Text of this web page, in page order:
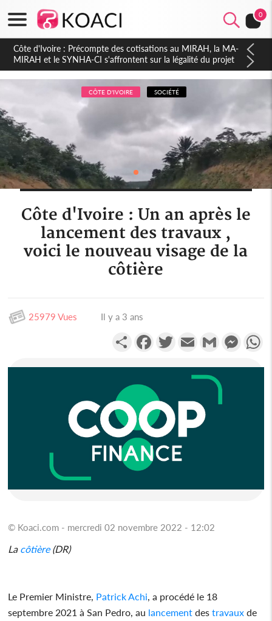
0
Côte d'Ivoire : Indépendance 2026, Thiam plaide pour un
environnement démocratique plus apaisé
CÔTE D'IVOIRE SOCIÉTÉ
Côte d'Ivoire : Un an après le
lancement des travaux ,
voici le nouveau visage de la
côtière
25979 Vues Il y a 3 ans
PartagerFacebookTwitterEmail Gmail
© Koaci.com - mercredi 02 novembre 2022 - 12:02
La côtière(DR)
Le Premier Ministre, Patrick Achi , a procédé le 18
septembre 2021 à San Pedro, au lancement destravaux de